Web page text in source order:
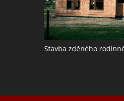
Stavba zděného